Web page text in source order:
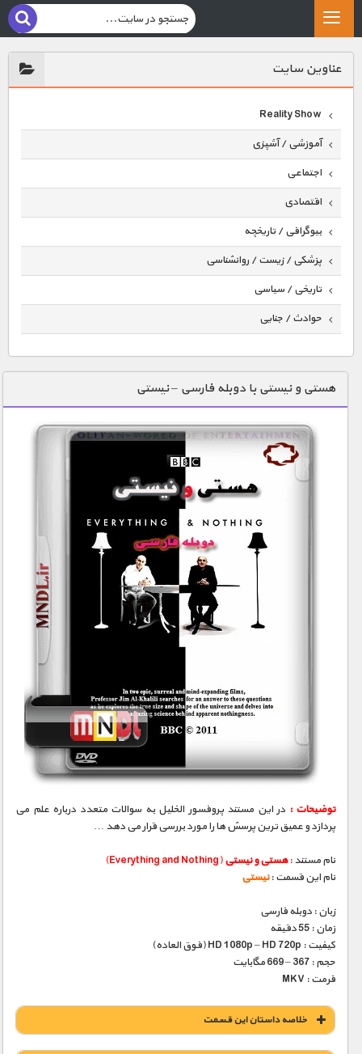
عناوين سايت
Reality Show
آموزشی / آشپزی
اجتماعی
اقتصادی
بیوگرافی / تاریخچه
پزشکی / زیست / روانشناسی
تاریخی / سیاسی
حوادث / جنایی
دنیای خوراکی ها
زمین شناسی / محیط زیست
سازه/ معماری/ مهندسی
سرگرمی
شناخت کودکان
مسابقات / ورزشی
مستند های اختصاصی
هستی و نیستی با دوبله فارسی – نیستی
توضیحات : در این مستند پروفسور الخلیل به سوالات متعدد درباره علم می
پردازد و عمیق ترین پرسش ها را مورد بررسی قرار می دهد …
نام مستند :هستی و نیستی(Everything and Nothing)
نام این قسمت :نیستی
زبان : دوبله فارسی
زمان : 55 دقیقه
کیفیت : HD 1080p – HD 720p (فوق العاده)
حجم : 367 – 669 مگابایت
فرمت : MKV
خلاصه داستان این قسمت